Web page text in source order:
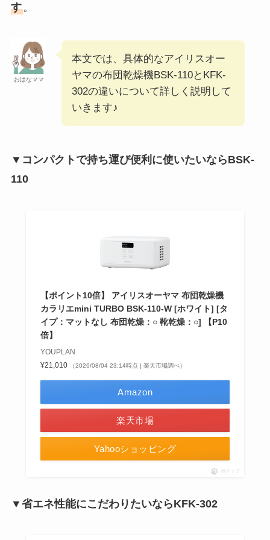
す。
おはなママ
本文では、具体的なアイリスオー
ヤマの布団乾燥機BSK-110とKFK-
302の違いについて詳しく説明して
いきます♪
▼コンパクトで持ち運び便利に使いたいならBSK-
110
【ポイント10倍】 アイリスオーヤマ 布団乾燥機
カラリエmini TURBO BSK-110-W [ホワイト] [タ
イプ：マットなし 布団乾燥：○ 靴乾燥：○] 【P10
倍】
YOUPLAN
¥21,010
（2026/08/04 23:14時点 | 楽天市場調べ）
Amazon
楽天市場
Yahooショッピング
ポチップ
▼省エネ性能にこだわりたいならKFK-302